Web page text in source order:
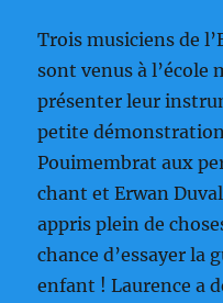
Trois musiciens de
sont venus à l’école
présenter leur
petite
Pouimembrat aux
chant et Erwan
appris plein de
chance d’essayer la
enfant ! Laurence a